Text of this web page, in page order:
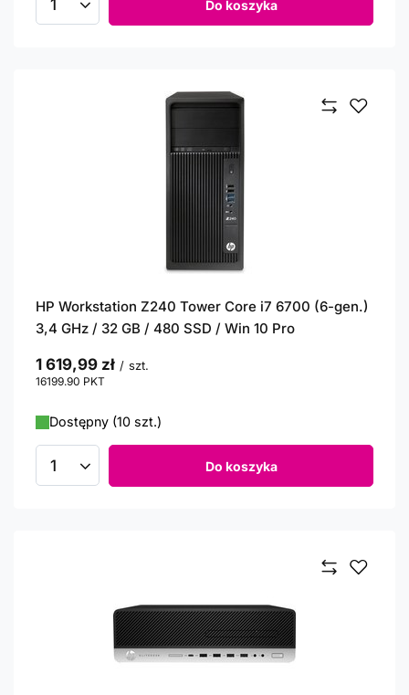
Ilość produktów Do koszyka
HP Workstation Z240 Tower Core i7 6700 (6-gen.)
3,4 GHz / 32 GB / 480 SSD / Win 10 Pro
1 619,99 zł / szt.
16199.90 PKT
Dostępny (10 szt.)
Ilość produktów Do koszyka